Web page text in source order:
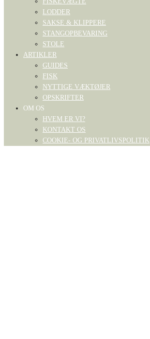
LODDER
SAKSE & KLIPPERE
STANGOPBEVARING
STOLE
ARTIKLER
GUIDES
FISK
NYTTIGE VÆKTØJER
OPSKRIFTER
OM OS
HVEM ER VI?
KONTAKT OS
COOKIE- OG PRIVATLIVSPOLITIK